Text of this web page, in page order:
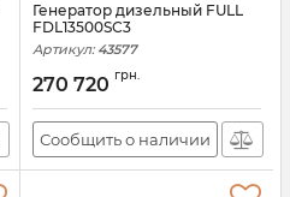
Генератор дизельный FULL
FDL13500SС3
Артикул: 43577
270 720 грн.
Сообщить о наличии